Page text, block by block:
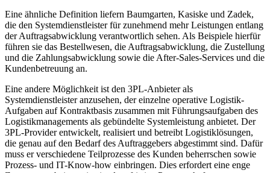
Eine ähnliche Definition liefern Baumgarten, Kasiske und Zadek,
die den Systemdienstleister für zunehmend mehr Leistungen entlang
der Auftragsabwicklung verantwortlich sehen. Als Beispiele hierfür
führen sie das Bestellwesen, die Auftragsabwicklung, die Zustellung
und die Zahlungsabwicklung sowie die After-Sales-Services und die
Kundenbetreuung an.
Eine andere Möglichkeit ist den 3PL-Anbieter als
Systemdienstleister anzusehen, der einzelne operative Logistik-
Aufgaben auf Kontraktbasis zusammen mit Führungsaufgaben des
Logistikmanagements als gebündelte Systemleistung anbietet. Der
3PL-Provider entwickelt, realisiert und betreibt Logistiklösungen,
die genau auf den Bedarf des Auftraggebers abgestimmt sind. Dafür
muss er verschiedene Teilprozesse des Kunden beherrschen sowie
Prozess- und IT-Know-how einbringen. Dies erfordert eine enge